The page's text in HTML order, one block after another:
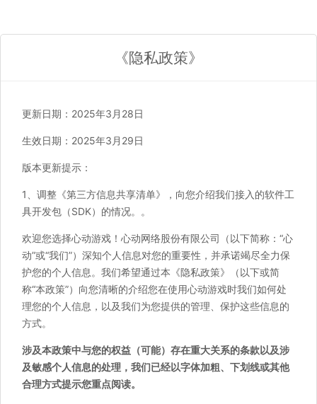
《隐私政策》
更新日期：2025年3月28日
生效日期：2025年3月29日
版本更新提示：
1、调整《第三方信息共享清单》，向您介绍我们接入的软件工
具开发包（SDK）的情况。。
欢迎您选择心动游戏！心动网络股份有限公司（以下简称：“心
动”或“我们”）深知个人信息对您的重要性，并承诺竭尽全力保
护您的个人信息。我们希望通过本《隐私政策》（以下或简
称“本政策”）向您清晰的介绍您在使用心动游戏时我们如何处
理您的个人信息，以及我们为您提供的管理、保护这些信息的
方式。
涉及本政策中与您的权益（可能）存在重大关系的条款以及涉
及敏感个人信息的处理，我们已经以字体加粗、下划线或其他
合理方式提示您重点阅读。